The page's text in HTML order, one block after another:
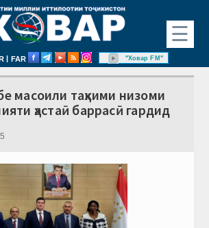
☰
| FAR "Ховар FM"
масоили таҳкими низоми
ҳастаӣ баррасӣ гардид